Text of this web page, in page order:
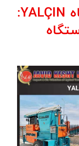
قیمت دستگاه پرس کاه YALÇIN: